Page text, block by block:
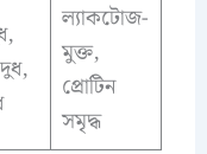
ল্যাকটোজ-
মুক্ত,
প্রোটিন
সমৃদ্ধ